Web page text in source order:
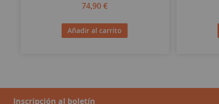
74,90 €
Añadir al carrito
Inscripción al boletín